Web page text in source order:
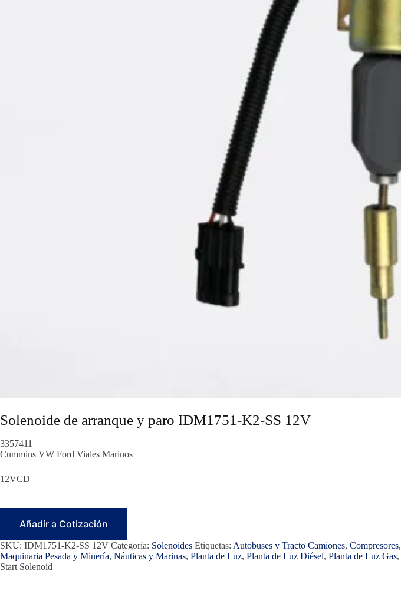
Solenoide de arranque y paro IDM1751-K2-SS 12V
3357411
Cummins VW Ford Viales Marinos
12VCD
Añadir a Cotización
SKU: IDM1751-K2-SS 12V Categoría: Solenoides Etiquetas: Autobuses y Tracto Camiones, Compresores,
Maquinaria Pesada y Minería, Náuticas y Marinas, Planta de Luz, Planta de Luz Diésel, Planta de Luz Gas,
Start Solenoid